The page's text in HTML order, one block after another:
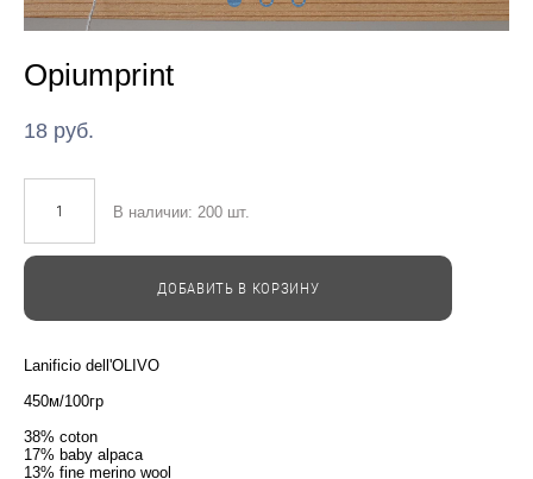
Opiumprint
18 pуб.
В наличии: 200 шт.
ДОБАВИТЬ В КОРЗИНУ
Lanificio dell'OLIVO
450м/100гр
38% coton
17% baby alpaca
13% fine merino wool